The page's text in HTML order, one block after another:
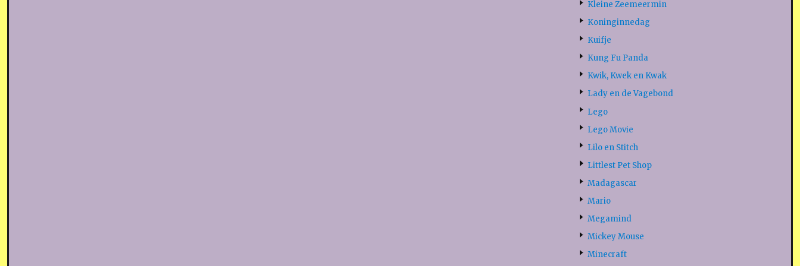
Kleine Zeemeermin
Koninginnedag
Kuifje
Kung Fu Panda
Kwik, Kwek en Kwak
Lady en de Vagebond
Lego
Lego Movie
Lilo en Stitch
Littlest Pet Shop
Madagascar
Mario
Megamind
Mickey Mouse
Minecraft